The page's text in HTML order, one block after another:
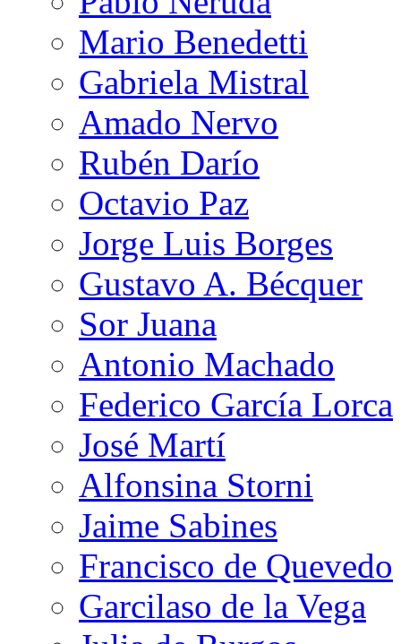
Mario Benedetti
Gabriela Mistral
Amado Nervo
Rubén Darío
Octavio Paz
Jorge Luis Borges
Gustavo A. Bécquer
Sor Juana
Antonio Machado
Federico García Lorca
José Martí
Alfonsina Storni
Jaime Sabines
Francisco de Quevedo
Garcilaso de la Vega